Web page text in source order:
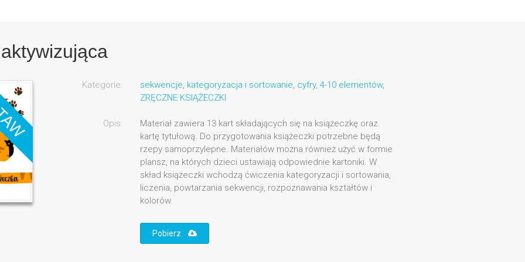
Kategorie: sekwencje, kategoryzacja i sortowanie, cyfry, 4-10 elementów,
ZRĘCZNE KSIĄŻECZKI
Opis:
Materiał zawiera 13 kart składających się na książeczkę oraz
kartę tytułową. Do przygotowania książeczki potrzebne będą
rzepy samoprzylepne. Materiałów można również użyć w formie
plansz, na których dzieci ustawiają odpowiednie kartoniki. W
skład książeczki wchodzą ćwiczenia kategoryzacji i sortowania,
liczenia, powtarzania sekwencji, rozpoznawania kształtów i
kolorów.
Pobierz